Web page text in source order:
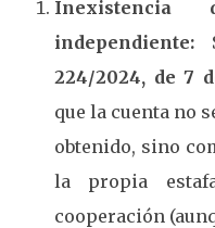
Inexistencia
independiente:
224/2024, de 7
que la cuenta no
obtenido, sino
la propia
cooperación